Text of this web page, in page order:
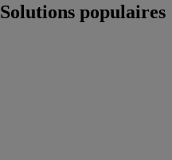
Solutions populaires